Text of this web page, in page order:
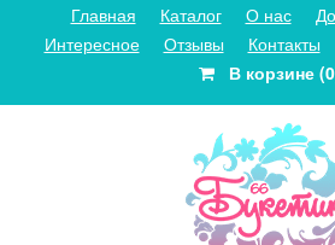
Главная Каталог О нас
Интересное
Отзывы Контакты
В корзине